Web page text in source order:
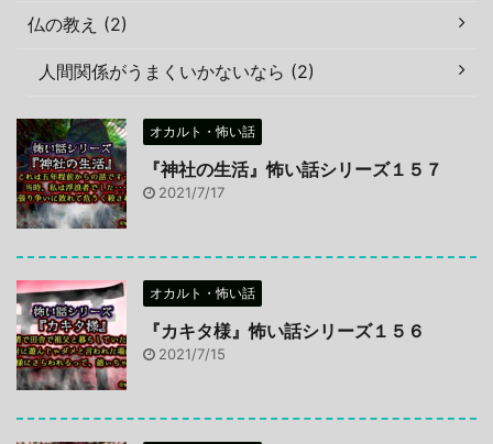
仏の教え (2)
人間関係がうまくいかないなら (2)
オカルト・怖い話
『神社の生活』怖い話シリーズ１５７
2021/7/17
オカルト・怖い話
『カキタ様』怖い話シリーズ１５６
2021/7/15